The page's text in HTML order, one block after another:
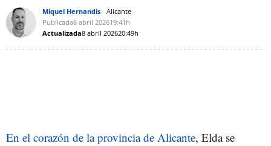
Miquel Hernandis
Alicante
Publicada8 abril 202619:41h
Actualizada8 abril 202620:49h
En el corazón de la provincia de Alicante, Elda se